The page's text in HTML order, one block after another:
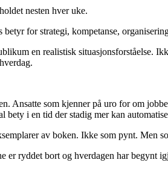
nesten hver uke.
for strategi, kompetanse,
en realistisk situasjonsforståelse.
Ansatte som kjenner på uro for om
bety i en tid der stadig mer kan
av boken. Ikke som pynt. Men
er ryddet bort og hverdagen har begynt